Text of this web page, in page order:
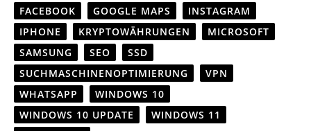
FACEBOOK
GOOGLE MAPS
INSTAGRAM
IPHONE
KRYPTOWÄHRUNGEN
MICROSOFT
SAMSUNG
SEO
SSD
SUCHMASCHINENOPTIMIERUNG
VPN
WHATSAPP
WINDOWS 10
WINDOWS 10 UPDATE
WINDOWS 11